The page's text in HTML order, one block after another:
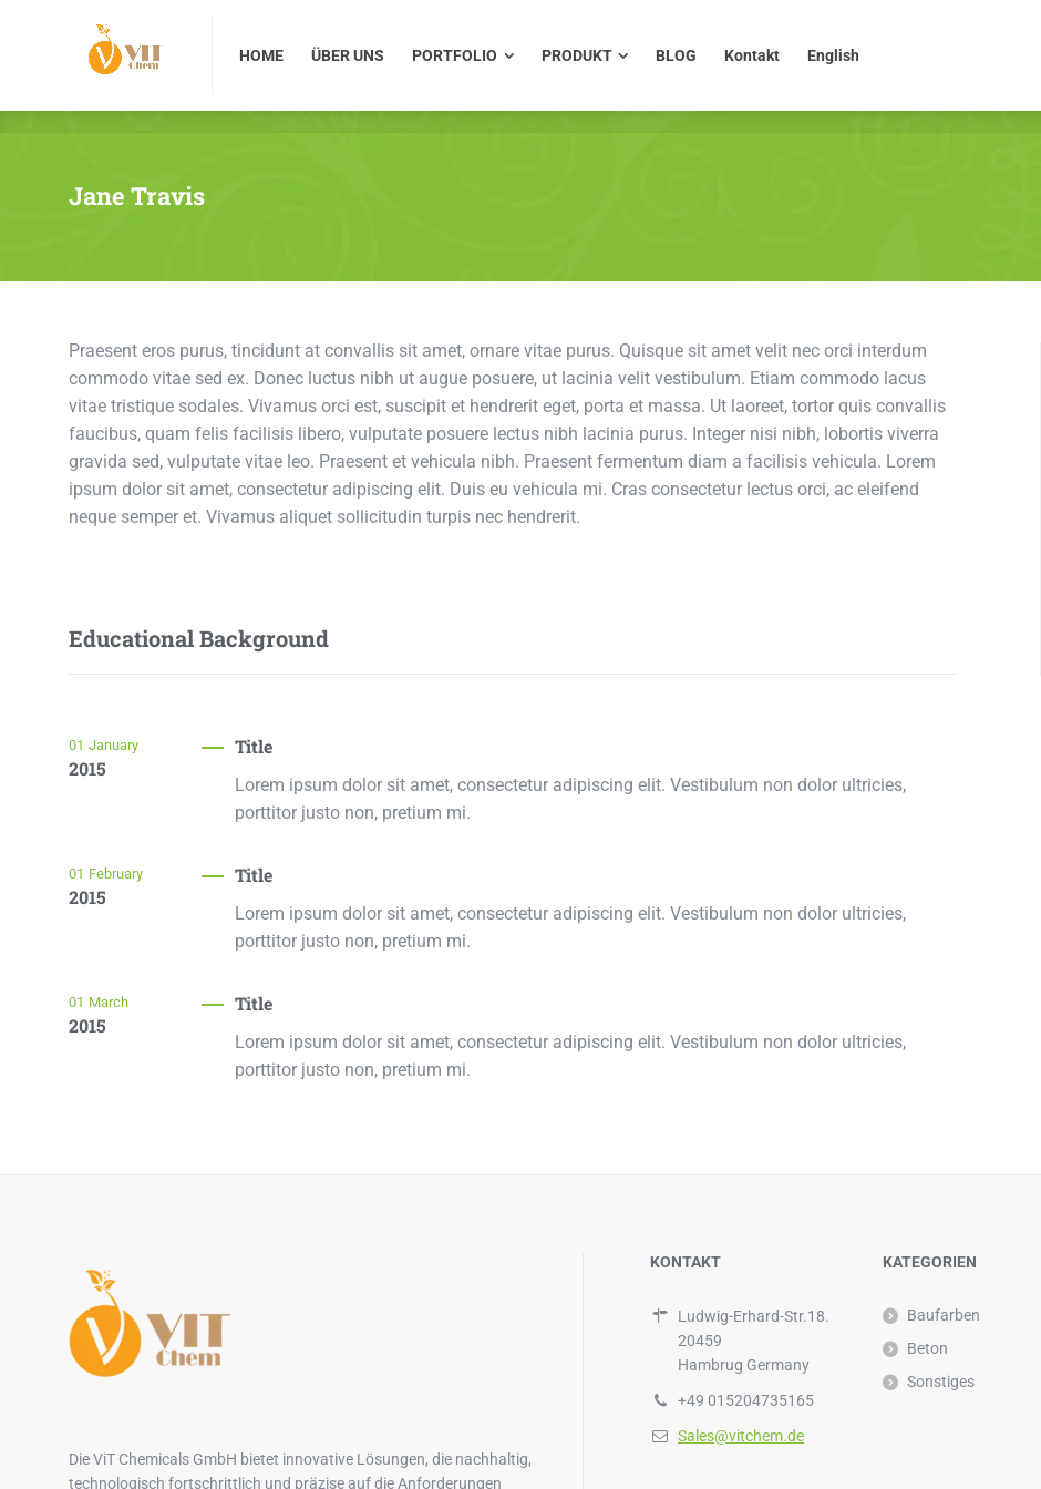
HOME ÜBER UNS PORTFOLIO PRODUKT BLOG Kontakt English
Jane Travis
Praesent eros purus, tincidunt at convallis sit amet, ornare vitae purus. Quisque sit amet velit nec orci interdum
commodo vitae sed ex. Donec luctus nibh ut augue posuere, ut lacinia velit vestibulum. Etiam commodo lacus
vitae tristique sodales. Vivamus orci est, suscipit et hendrerit eget, porta et massa. Ut laoreet, tortor quis convallis
faucibus, quam felis facilisis libero, vulputate posuere lectus nibh lacinia purus. Integer nisi nibh, lobortis viverra
gravida sed, vulputate vitae leo. Praesent et vehicula nibh. Praesent fermentum diam a facilisis vehicula. Lorem
ipsum dolor sit amet, consectetur adipiscing elit. Duis eu vehicula mi. Cras consectetur lectus orci, ac eleifend
neque semper et. Vivamus aliquet sollicitudin turpis nec hendrerit.
Educational Background
01 January
2015
Title
Lorem ipsum dolor sit amet, consectetur adipiscing elit. Vestibulum non dolor ultricies,
porttitor justo non, pretium mi.
01 February
2015
Title
Lorem ipsum dolor sit amet, consectetur adipiscing elit. Vestibulum non dolor ultricies,
porttitor justo non, pretium mi.
01 March
2015
Title
Lorem ipsum dolor sit amet, consectetur adipiscing elit. Vestibulum non dolor ultricies,
porttitor justo non, pretium mi.
Die ViT Chemicals GmbH bietet innovative Lösungen, die nachhaltig,
technologisch fortschrittlich und präzise auf die Anforderungen
KONTAKT
Ludwig-Erhard-Str.18.
20459
Hambrug Germany
+49 015204735165
Sales@vitchem.de
KATEGORIEN
Baufarben
Beton
Sonstiges